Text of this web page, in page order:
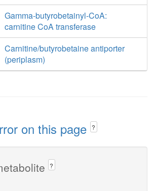
Gamma-butyrobetainyl-CoA:
carnitine CoA transferase
Carnitine/butyrobetaine antiporter
(periplasm)
on this page ?
?